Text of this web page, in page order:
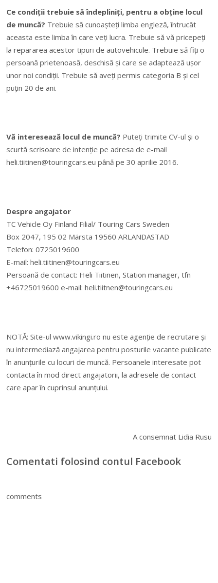
Ce condiții trebuie să îndepliniți, pentru a obține locul
de muncă? Trebuie să cunoașteți limba engleză, întrucât
aceasta este limba în care veți lucra. Trebuie să vă pricepeți
la repararea acestor tipuri de autovehicule. Trebuie să fiți o
persoană prietenoasă, deschisă și care se adaptează ușor
unor noi condiții. Trebuie să aveți permis categoria B și cel
puțin 20 de ani.
Vă interesează locul de muncă? Puteți trimite CV-ul și o
scurtă scrisoare de intenție pe adresa de e-mail
heli.tiitinen@touringcars.eu până pe 30 aprilie 2016.
Despre angajator
TC Vehicle Oy Finland Filial/ Touring Cars Sweden
Box 2047, 195 02 Märsta 19560 ARLANDASTAD
Telefon: 0725019600
E-mail:heli.tiitinen@touringcars.eu
Persoană de contact: Heli Tiitinen, Station manager, tfn
+46725019600 e-mail:heli.tiitnen@touringcars.eu
NOTĂ: Site-ul www.vikingi.ro nu este agenție de recrutare și
nu intermediază angajarea pentru posturile vacante publicate
în anunțurile cu locuri de muncă. Persoanele interesate pot
contacta în mod direct angajatorii, la adresele de contact
care apar în cuprinsul anunțului.
A consemnat Lidia Rusu
Comentati folosind contul Facebook
comments